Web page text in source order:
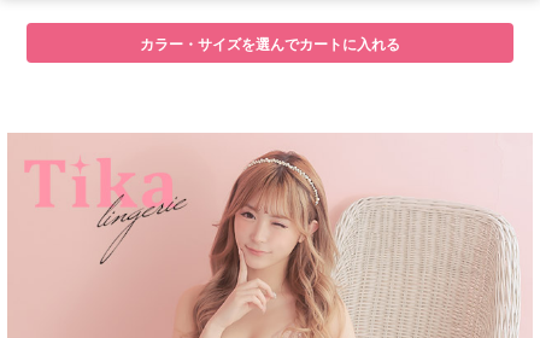
■注意事項
カラー・サイズを選んでカートに入れる